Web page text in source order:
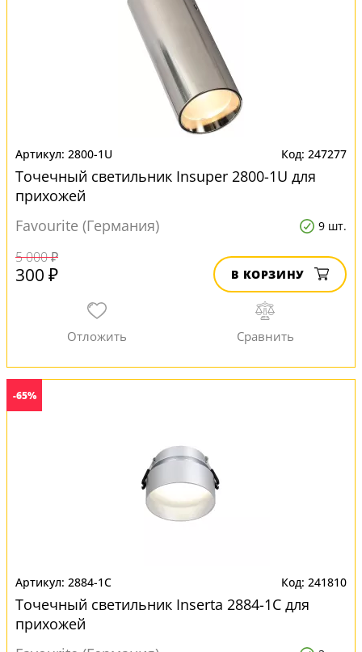
2800-1U 247277
Точечный светильник Insuper 2800-1U для
прихожей
Favourite (Германия)
9 шт.
5 000 ₽
300 ₽ В КОРЗИНУ
-65%
2884-1C 241810
Точечный светильник Inserta 2884-1C для
прихожей